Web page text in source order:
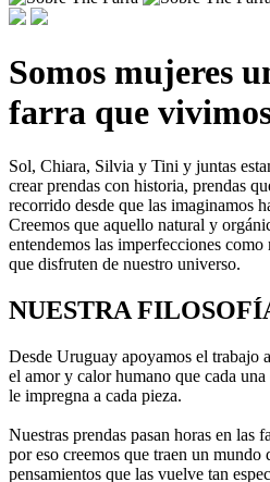
Somos mujeres
farra que
Sol, Chiara, Silvia y Tini y juntas
crear prendas con historia, prendas
recorrido desde que las imaginamos
Creemos que aquello natural y
entendemos las imperfecciones como
que disfruten de nuestro universo.
NUESTRA
Desde Uruguay apoyamos el trabajo
el amor y calor humano que cada una
le impregna a cada pieza.
Nuestras prendas pasan horas en las
por eso creemos que traen un mundo
pensamientos que las vuelve tan